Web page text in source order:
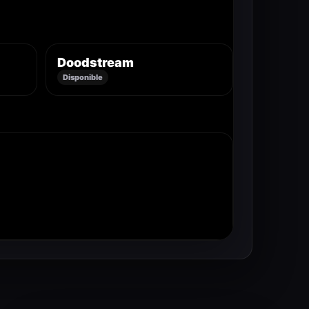
Doodstream
Disponible